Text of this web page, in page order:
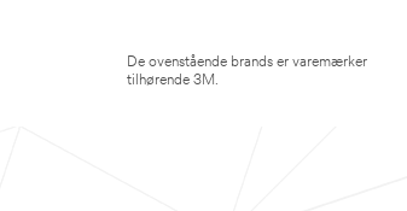
De ovenstående brands er varemærker
tilhørende 3M.